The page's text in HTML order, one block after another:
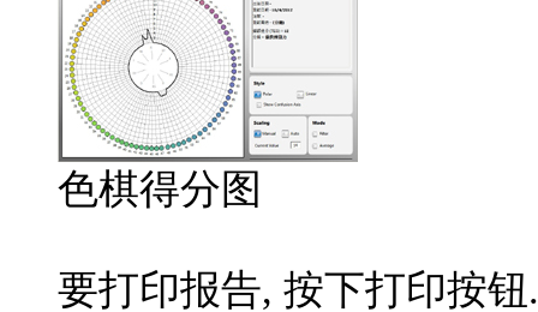
色棋得分图
要打印报告, 按下打印按钮